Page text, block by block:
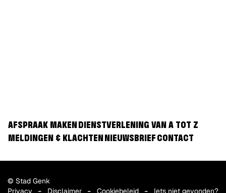
AFSPRAAK MAKEN
DIENSTVERLENING VAN A TOT Z
MELDINGEN & KLACHTEN
NIEUWSBRIEF CONTACT
© Stad Genk
Privacy
Disclaimer Cookiebeleid Iets niet gevonden?